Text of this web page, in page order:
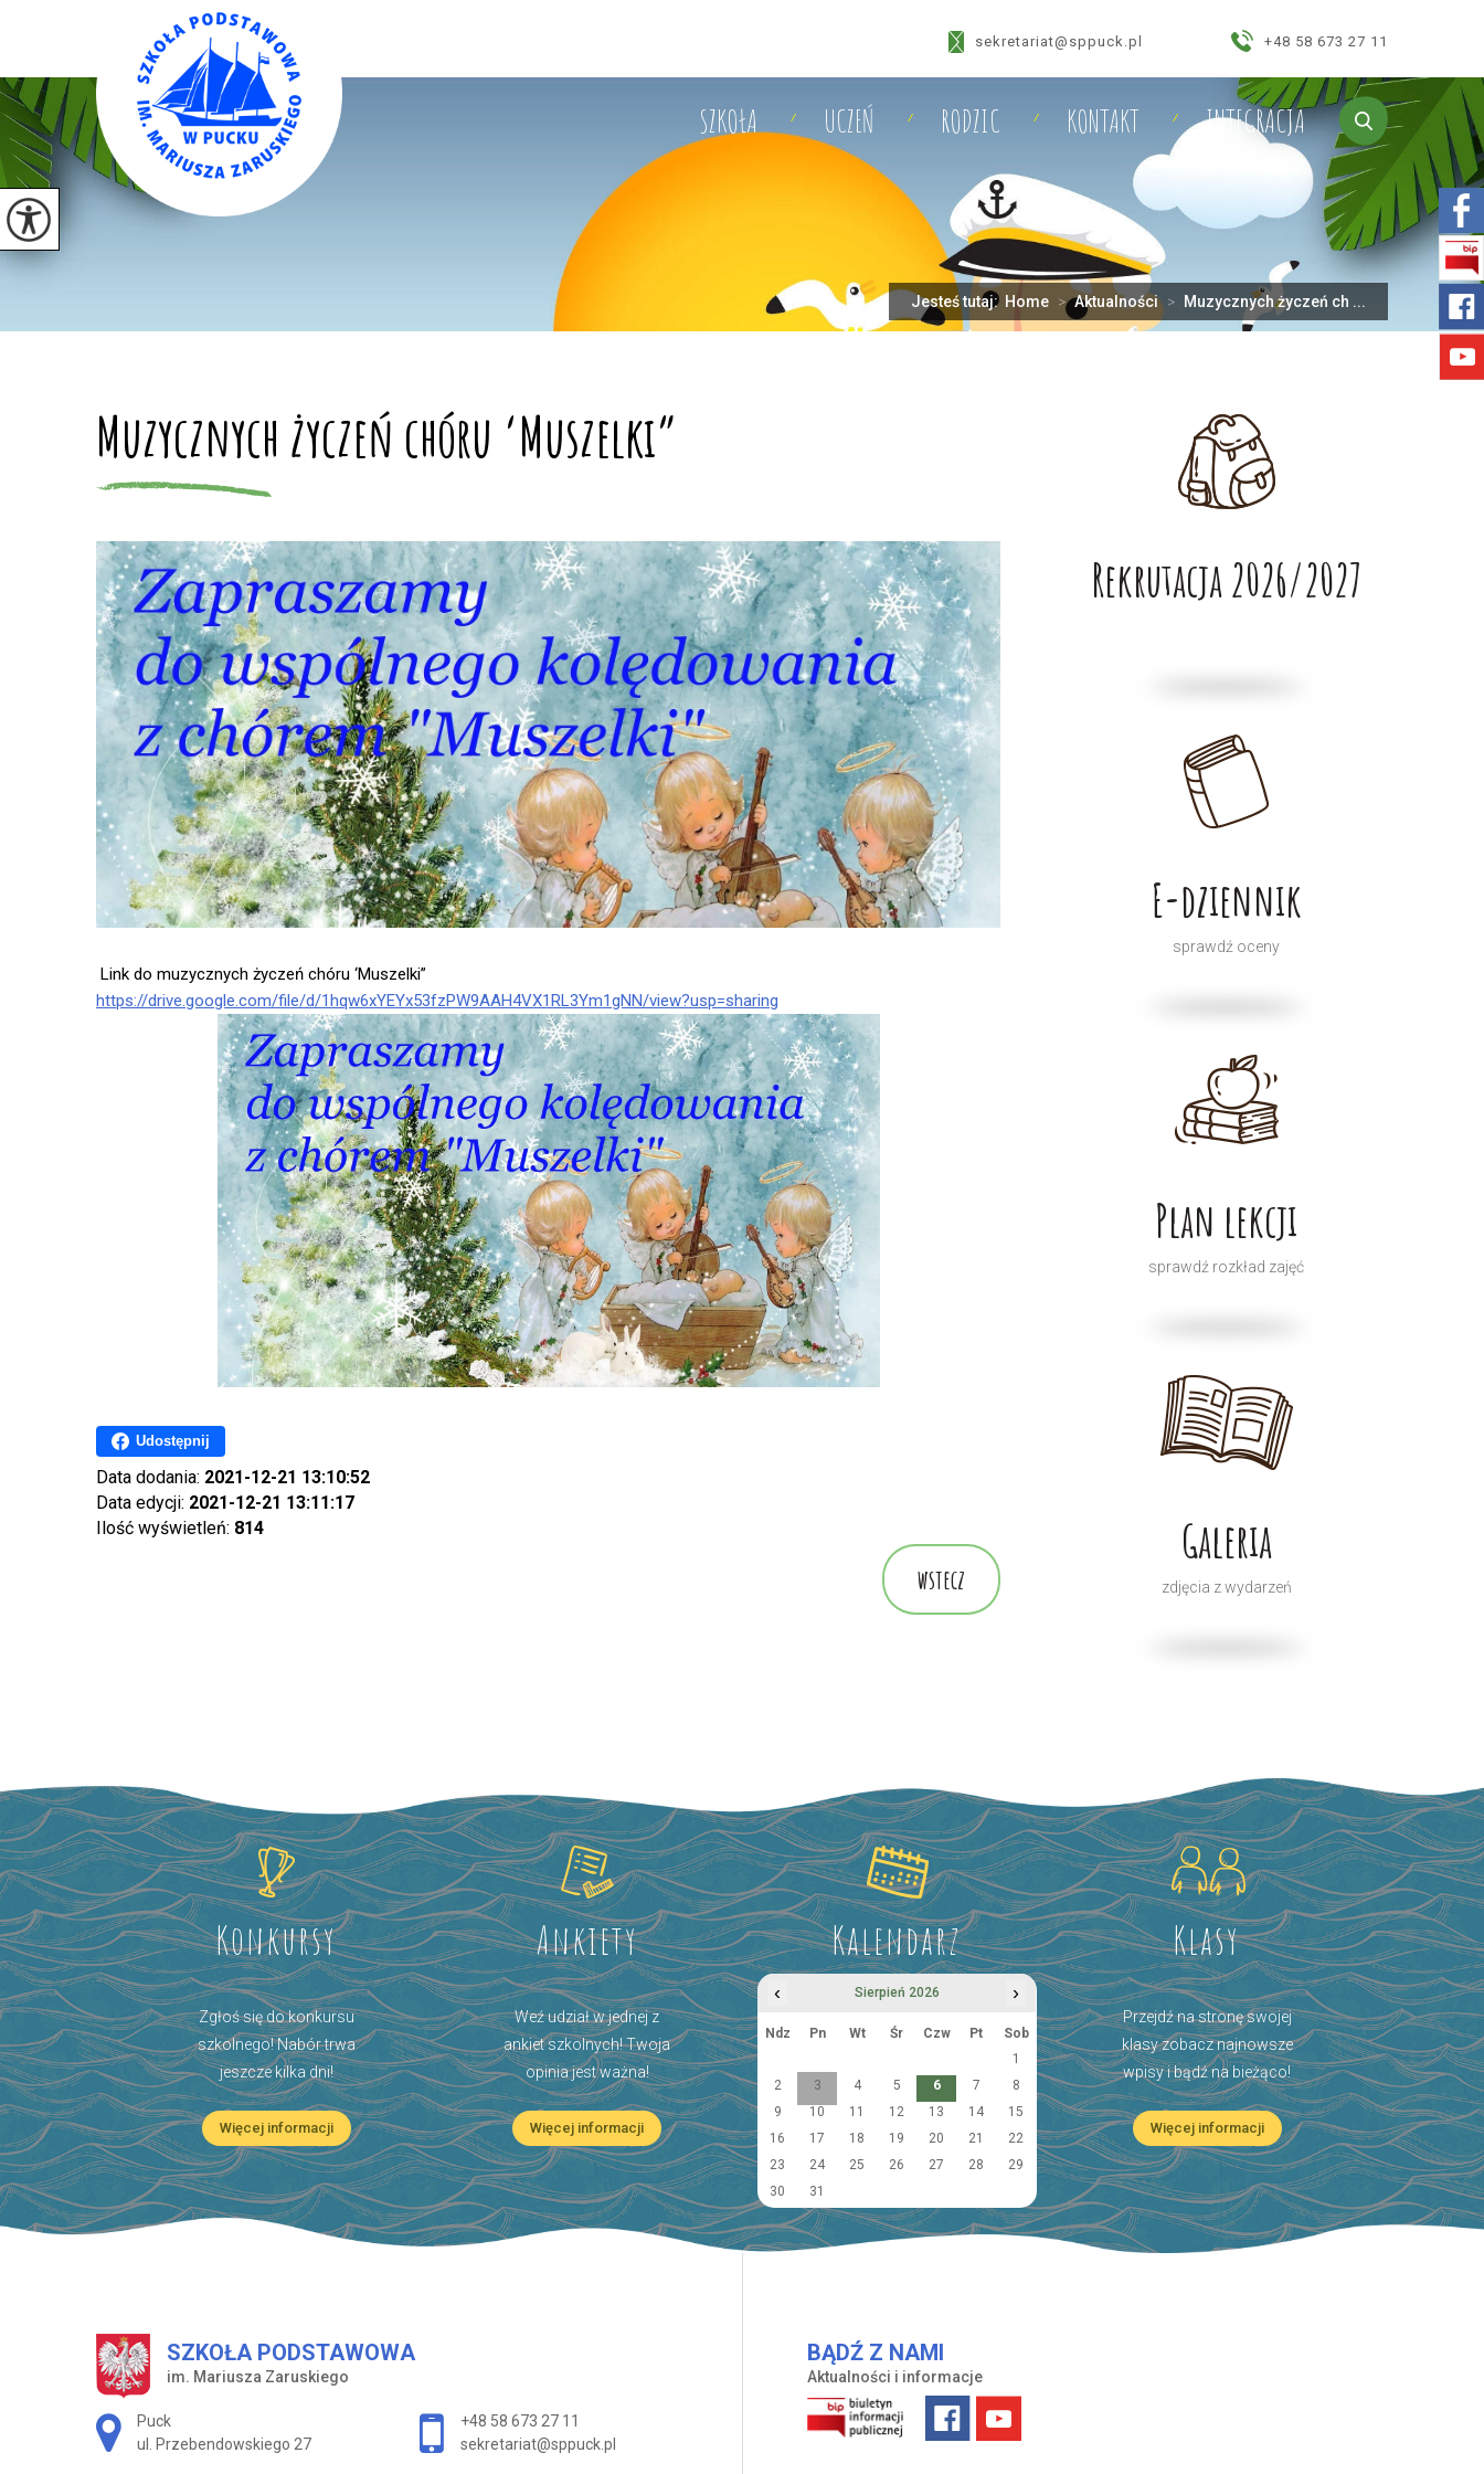
sekretariat@sppuck.pl +48 58 673 27 11
SZKOŁA UCZEŃ RODZIC KONTAKT INTEGRACJA
Jesteś tutaj: Home > Aktualności > Muzycznych życzeń ch ...
Muzycznych życzeń chóru ‘Muszelki”
Link do muzycznych życzeń chóru ‘Muszelki”
https://drive.google.com/file/d/1hqw6xYEYx53fzPW9AAH4VX1RL3Ym1gNN/view?usp=sharing
Udostępnij
Data dodania: 2021-12-21 13:10:52
Data edycji: 2021-12-21 13:11:17
Ilość wyświetleń: 814
wstecz
Rekrutacja 2026/2027
E-dziennik
sprawdź oceny
Plan lekcji
sprawdź rozkład zajęć
Galeria
zdjęcia z wydarzeń
Konkursy
Zgłoś się do konkursu
szkolnego! Nabór trwa
jeszcze kilka dni!
Więcej informacji
Ankiety
Weź udział w jednej z
ankiet szkolnych! Twoja
opinia jest ważna!
Więcej informacji
Kalendarz
‹ Sierpień 2026 ›
Ndz Pn Wt Śr Czw Pt
Sob
1
2
3 4 5 6 7
8
9
10 11 12 13 14
15
16
17 18 19 20 21
22
23
24 25 26 27 28
29
30
31
Klasy
Przejdź na stronę swojej
klasy zobacz najnowsze
wpisy i bądź na bieżąco!
Więcej informacji
SZKOŁA PODSTAWOWA
im. Mariusza Zaruskiego
Adres pocztowy:
Puck
ul. Przebendowskiego 27
+48 58 673 27 11
sekretariat@sppuck.pl
BĄDŹ Z NAMI
Aktualności i informacje